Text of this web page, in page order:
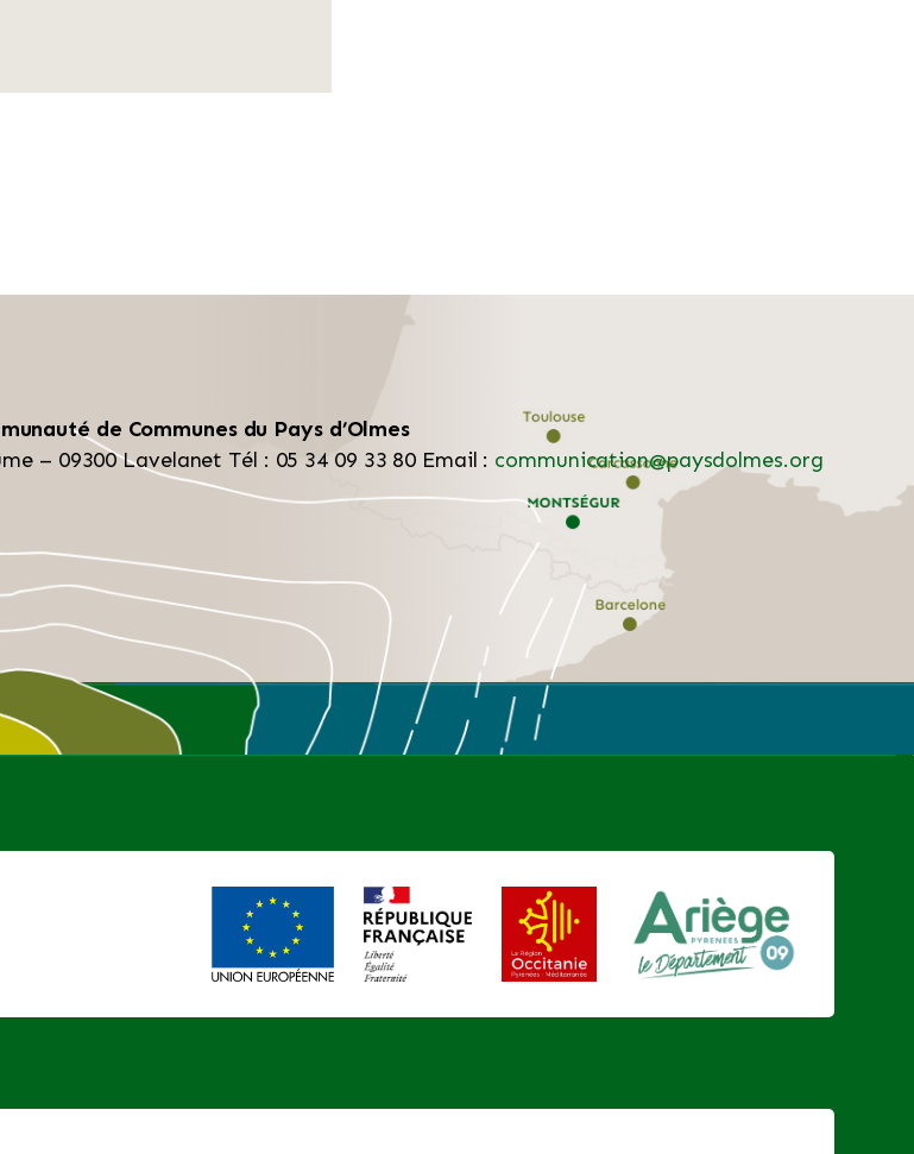
de Communes du Pays d’Olmes
– 09300 Lavelanet Tél : 05 34 09 33 80 Email : communication@paysdolmes.org